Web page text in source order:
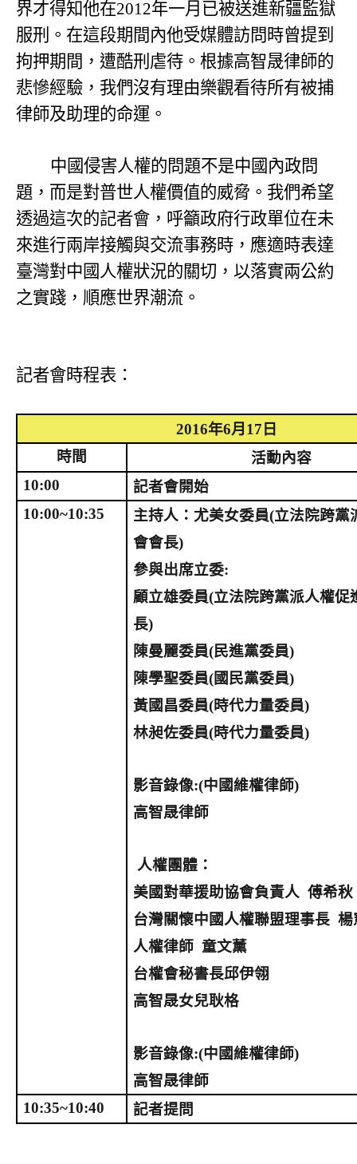
界才得知他在2012年一月已被送進新疆監獄
服刑。在這段期間內他受媒體訪問時曾提到
拘押期間，遭酷刑虐待。根據高智晟律師的
悲慘經驗，我們沒有理由樂觀看待所有被捕
律師及助理的命運。
中國侵害人權的問題不是中國內政問
題，而是對普世人權價值的威脅。 我們希望
透過這次的記者會，呼籲政府行政單位在未
來進行兩岸接觸與交流事務時，應適時表達
臺灣對中國人權狀況的關切，以落實兩公約
之實踐，順應世界潮流。
記者會時程表：
2016年6月 17 日
時間
活動內容
10:00
記者會開始
10:00~10:35
主持人：尤美女委員(立法院跨黨
會會長)
參與出席立委:
顧立雄委員(立法院跨黨派人權促
長)
陳曼麗委員(民進黨委員)
陳學聖委員(國民黨委員)
黃國昌委員(時代力量委員)
林昶佐委員(時代力量委員)
影音錄像:(中國維權律師)
高智晟律師
人權團體：
美國對華援助協會負責人 傅希秋
台灣關懷中國人權聯盟理事長 楊
人權律師 童文薰
台權會秘書長邱伊翎
高智晟女兒耿格
影音錄像:(中國維權律師)
高智晟律師
10:35~10:40
記者提問